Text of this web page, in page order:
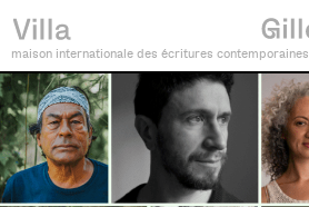
maison internationale des écritures contemporaines